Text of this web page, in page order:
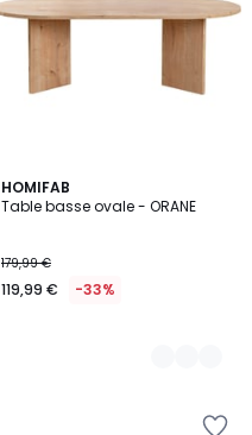
HOMIFAB
Table basse ovale - ORANE
179,99 €
119,99 € -33%
8
Couleurs